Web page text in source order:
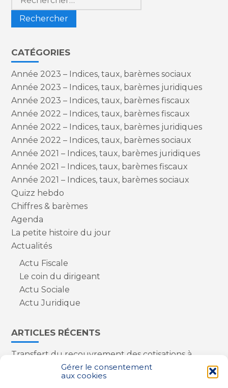
Gérer le consentement
aux cookies
CATÉGORIES
Année 2023 – Indices, taux, barèmes sociaux
Année 2023 – Indices, taux, barèmes juridiques
Année 2023 – Indices, taux, barèmes fiscaux
Année 2022 – Indices, taux, barèmes fiscaux
Année 2022 – Indices, taux, barèmes juridiques
Année 2022 – Indices, taux, barèmes sociaux
Année 2021 – Indices, taux, barèmes juridiques
Année 2021 – Indices, taux, barèmes fiscaux
Année 2021 – Indices, taux, barèmes sociaux
Quizz hebdo
Chiffres & barèmes
Agenda
La petite histoire du jour
Actualités
Actu Fiscale
Le coin du dirigeant
Actu Sociale
Actu Juridique
ARTICLES RÉCENTS
Transfert du recouvrement des cotisations à
l’Urssaf : des nouveautés
Appareils reconditionnés : annulation de la